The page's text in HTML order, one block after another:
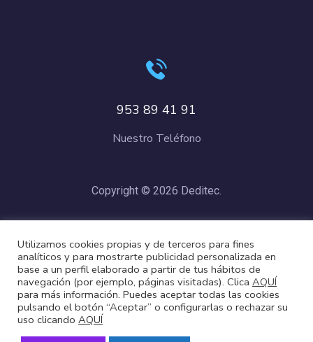
953 89 41 91
Nuestro Teléfono
Copyright © 2026 Deditec.
Cookies
Utilizamos cookies propias y de terceros para fines
analíticos y para mostrarte publicidad personalizada en
base a un perfil elaborado a partir de tus hábitos de
navegación (por ejemplo, páginas visitadas). Clica AQUÍ
para más información. Puedes aceptar todas las cookies
pulsando el botón “Aceptar” o configurarlas o rechazar su
uso clicando AQUÍ